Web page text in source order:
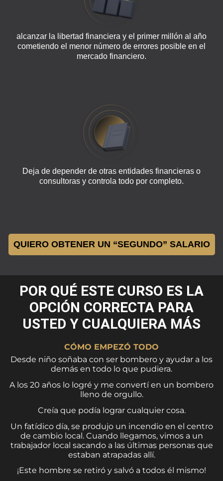
alcanzar la libertad financiera y el primer millón al año
cometiendo el menor número de errores posible en el
mercado financiero.
Deja de depender de otras entidades financieras o
consultoras y controla todo por completo.
QUIERO OBTENER UN “SEGUNDO” SALARIO
POR QUÉ ESTE CURSO ES LA
OPCIÓN CORRECTA PARA
USTED Y CUALQUIERA MÁS
CÓMO EMPEZÓ TODO
Desde niño soñaba con ser bombero y ayudar a los
demás en todo lo que pudiera.
A los 20 años lo logré y me convertí en un bombero
lleno de orgullo.
Creía que podía lograr cualquier cosa.
Un fatídico día, se produjo un incendio en el centro
de cambio local. Cuando llegamos, vimos a un
trabajador local sacando a las últimas personas que
estaban atrapadas allí.
¡Este hombre se retiró y salvó a todos él mismo!